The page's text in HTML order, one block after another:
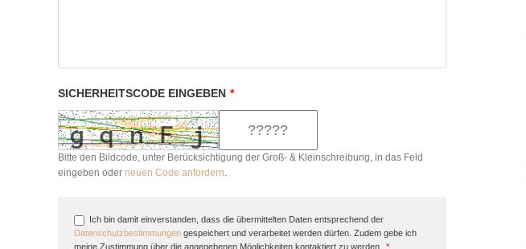
SICHERHEITSCODE EINGEBEN *
Bitte den Bildcode, unter Berücksichtigung der Groß- & Kleinschreibung, in das Feld
eingeben oder neuen Code anfordern.
Ich bin damit einverstanden, dass die übermittelten Daten entsprechend der
Datenschutzbestimmungen gespeichert und verarbeitet werden dürfen. Zudem gebe ich
meine Zustimmung über die angegebenen Möglichkeiten kontaktiert zu werden.
*